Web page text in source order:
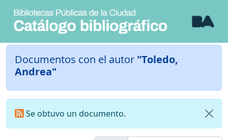
Documentos con el autor "Toledo,
Andrea"
Se obtuvo un documento.